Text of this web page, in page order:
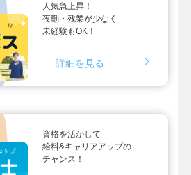
人気急上昇！
夜勤・残業が少なく
未経験もOK！
詳細を見る
資格を活かして
給料&キャリアアップの
チャンス！